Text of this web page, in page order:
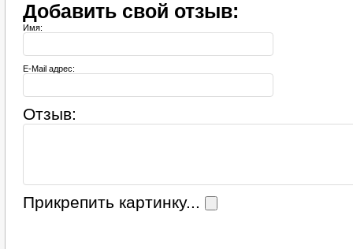
Добавить свой отзыв:
Имя:
E-Mail адрес:
Отзыв:
Прикрепить картинку...